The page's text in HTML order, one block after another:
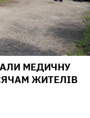
МЕДИЧНУ
ЖИТЕЛІВ